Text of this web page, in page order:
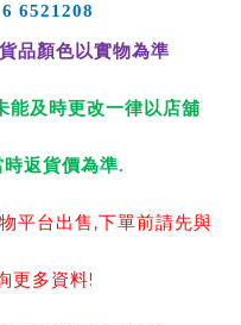
6 6521208
品顏色以實物為準
能及時更改一律以店舖
時返貨價為準.
平台出售 ,下單前請先與
更多資料!